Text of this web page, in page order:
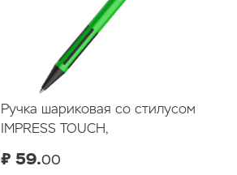
Ручка шариковая со стилусом
IMPRESS TOUCH,
₽ 59.00